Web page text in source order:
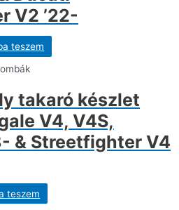
V2 ’22-
teszem
takaró készlet
V4, V4S,
& Streetfighter V4
teszem